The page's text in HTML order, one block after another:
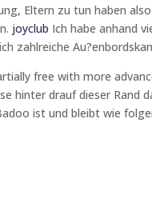
Eltern zu tun haben
joyclub Ich habe anhand
zahlreiche
free with more
hinter drauf dieser
ist und bleibt wie